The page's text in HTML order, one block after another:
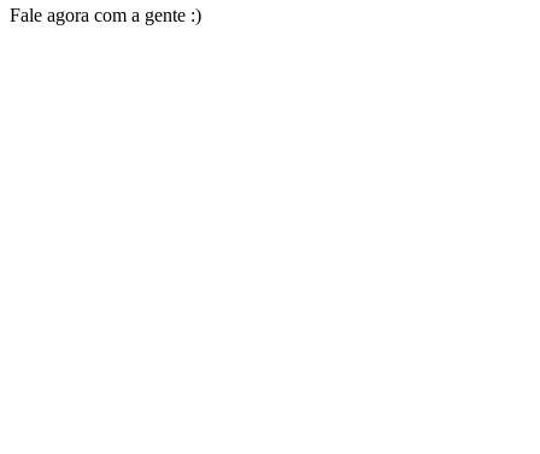
Fale agora com a gente :)